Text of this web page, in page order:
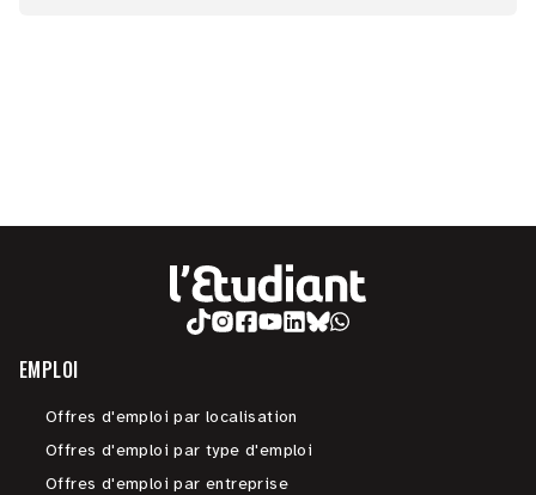
EMPLOI
Offres d'emploi par localisation
Offres d'emploi par type d'emploi
Offres d'emploi par entreprise